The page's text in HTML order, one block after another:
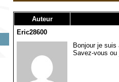
Auteur
Eric28600
Bonjour je suis
Savez-vous ou